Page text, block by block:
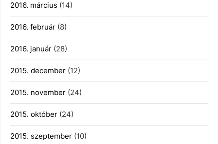
2016. március (14)
2016. február (8)
2016. január (28)
2015. december (12)
2015. november (24)
2015. október (24)
2015. szeptember (10)